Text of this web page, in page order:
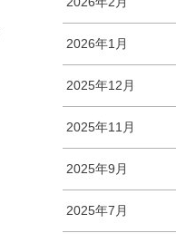
2026年1月
2025年12月
2025年11月
2025年9月
2025年7月